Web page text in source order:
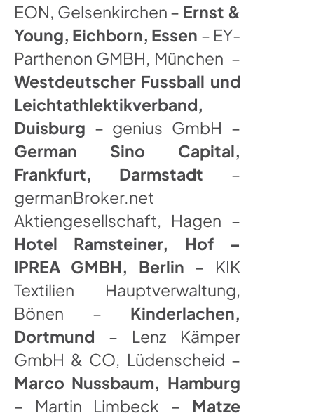
EON, Gelsenkirchen – Ernst &
Young, Eichborn, Essen – EY-
Parthenon GMBH, München –
Westdeutscher Fussball und
Leichtathlektikverband,
Duisburg – genius GmbH –
German Sino Capital,
Frankfurt, Darmstadt –
germanBroker.net
Aktiengesellschaft, Hagen –
Hotel Ramsteiner, Hof –
IPREA GMBH, Berlin – KIK
Textilien Hauptverwaltung,
Bönen – Kinderlachen,
Dortmund – Lenz Kämper
GmbH & CO, Lüdenscheid –
Marco Nussbaum, Hamburg
– Martin Limbeck – Matze